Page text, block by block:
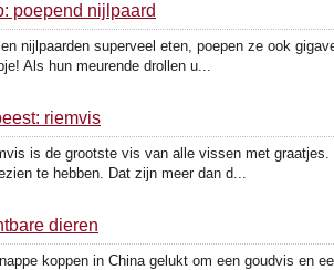
poepend nijlpaard
nijlpaarden superveel eten, poepen ze ook
Als hun meurende drollen u...
riemvis
is de grootste vis van alle vissen met
te hebben. Dat zijn meer dan d...
dieren
koppen in China gelukt om een goudvis en